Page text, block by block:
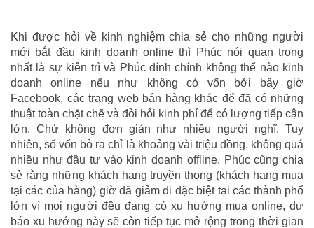
Khi được hỏi về kinh nghiệm chia sẻ cho những người
mới bắt đầu kinh doanh online thì Phúc nói quan trọng
nhất là sự kiên trì và Phúc đính chính không thể nào kinh
doanh online nếu như không có vốn bởi bây giờ
Facebook, các trang web bán hàng khác để đã có những
thuật toàn chặt chẽ và đòi hỏi kinh phí để có lượng tiếp cận
lớn. Chứ không đơn giản như nhiều người nghĩ. Tuy
nhiên, số vốn bỏ ra chỉ là khoảng vài triệu đồng, không quá
nhiều như đầu tư vào kinh doanh offline. Phúc cũng chia
sẻ rằng những khách hang truyền thong (khách hang mua
tại các của hàng) giờ đã giảm đi đặc biệt tại các thành phố
lớn vì mọi người đều đang có xu hướng mua online, dự
báo xu hướng này sẽ còn tiếp tục mở rộng trong thời gian